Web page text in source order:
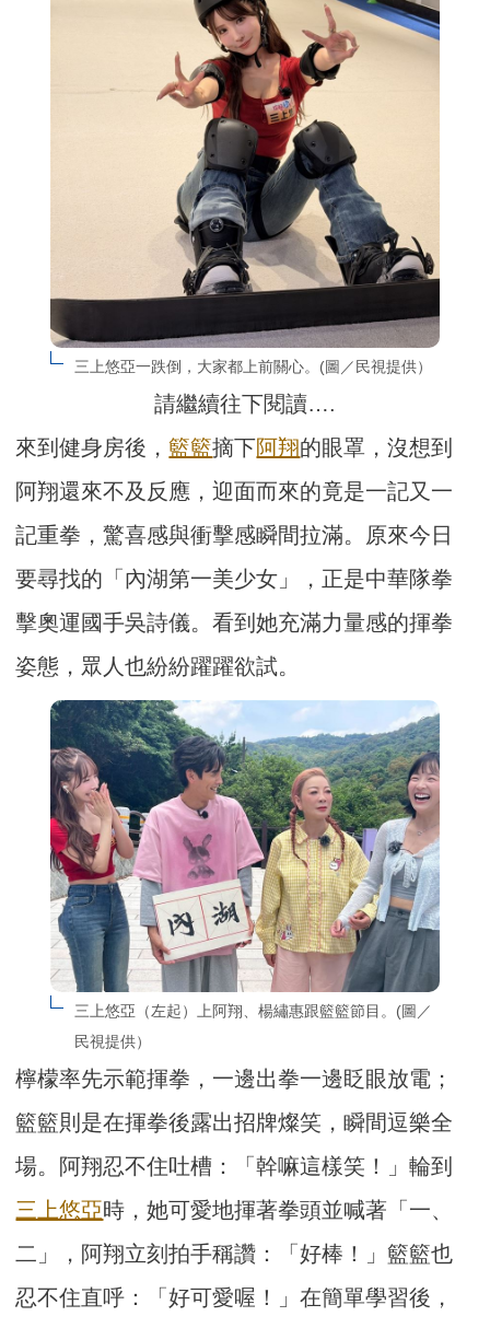
三上悠亞一跌倒，大家都上前關心。(圖／民視提供）
請繼續往下閱讀….
來到健身房後，籃籃摘下阿翔的眼罩，沒想到
阿翔還來不及反應，迎面而來的竟是一記又一
記重拳，驚喜感與衝擊感瞬間拉滿。原來今日
要尋找的「內湖第一美少女」，正是中華隊拳
擊奧運國手吳詩儀。看到她充滿力量感的揮拳
姿態，眾人也紛紛躍躍欲試。
三上悠亞（左起）上阿翔、楊繡惠跟籃籃節目。(圖／
民視提供）
檸檬率先示範揮拳，一邊出拳一邊眨眼放電；
籃籃則是在揮拳後露出招牌燦笑，瞬間逗樂全
場。阿翔忍不住吐槽：「幹嘛這樣笑！」輪到
三上悠亞時，她可愛地揮著拳頭並喊著「一、
二」，阿翔立刻拍手稱讚：「好棒！」籃籃也
忍不住直呼：「好可愛喔！」在簡單學習後，